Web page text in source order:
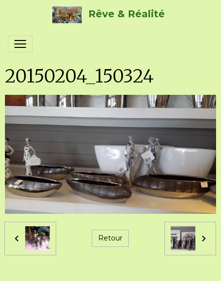
Rêve & Réalité
20150204_150324
Retour